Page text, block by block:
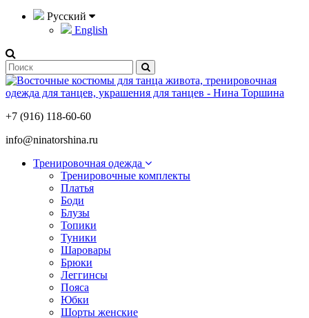
Русский
English
+7 (916) 118-60-60
info@ninatorshina.ru
Тренировочная одежда
Тренировочные комплекты
Платья
Боди
Блузы
Топики
Туники
Шаровары
Брюки
Леггинсы
Пояса
Юбки
Шорты женские